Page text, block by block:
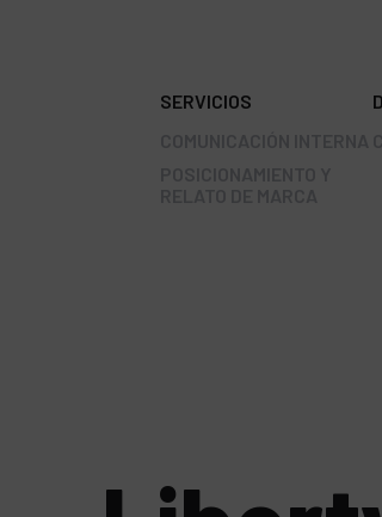
SERVICIOS